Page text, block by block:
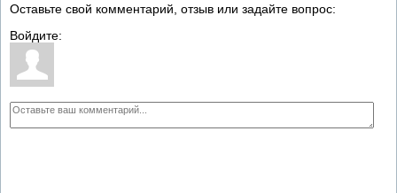
Оставьте свой комментарий, отзыв или задайте вопрос:
Войдите: